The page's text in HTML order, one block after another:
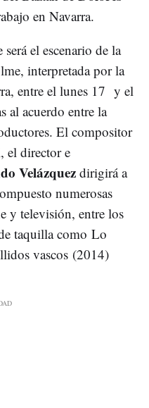
en Navarra.
el escenario de la
interpretada por la
entre el lunes 17 y el
al acuerdo entre la
El compositor
el director e
Velázquez dirigirá a
numerosas
y televisión, entre los
taquilla como Lo
vascos (2014)